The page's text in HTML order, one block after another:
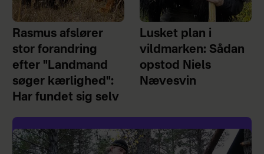
Rasmus afslører
stor forandring
efter "Landmand
søger kærlighed":
Har fundet sig selv
Lusket plan i
vildmarken: Sådan
opstod Niels
Nævesvin